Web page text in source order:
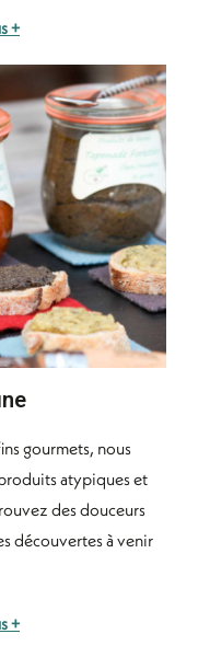
+
gourmets, nous
atypiques et
des douceurs
découvertes à venir
+